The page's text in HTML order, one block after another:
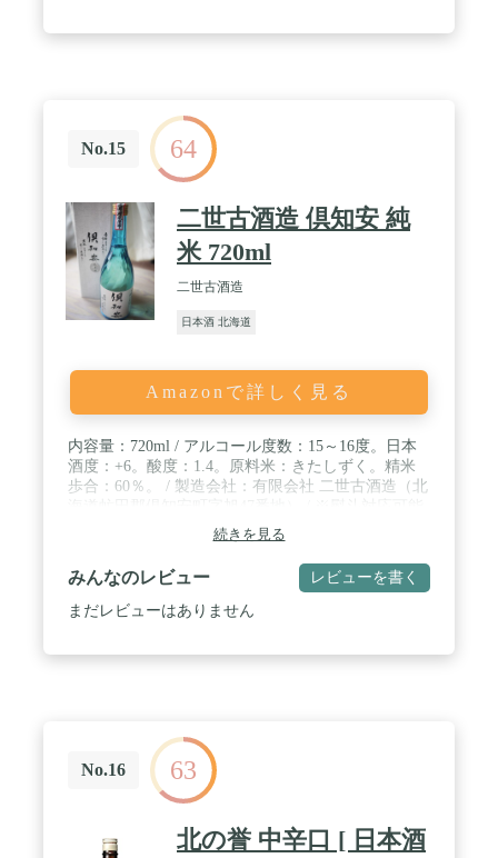
No.15 64
二世古酒造 倶知安 純
米 720ml
二世古酒造
日本酒 北海道
Amazonで詳しく見る
内容量：720ml / アルコール度数：15～16度。日本
酒度：+6。酸度：1.4。原料米：きたしずく。精米
歩合：60％。 / 製造会社：有限会社 二世古酒造（北
です。アマゾンメッセージにて「表書き、名入れの
ご指定」とご連絡願います。例：熨斗「慶事：蝶結
び」、熨斗「慶事：結び切り」、熨斗「弔事：結び
切り」 / ※こちらの商品は箱全体を包装紙でお包み
するサービス包装承ります。ご希望の場合はアマゾ
続きを見る
みんなのレビュー レビューを書く
まだレビューはありません
No.16 63
北の誉 中辛口 [ 日本酒